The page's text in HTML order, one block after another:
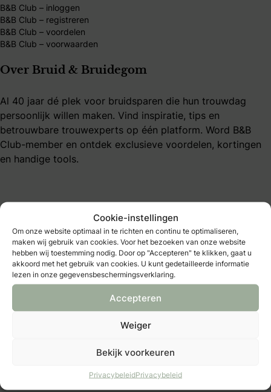
Cookie-instellingen
Om onze website optimaal in te richten en continu te optimaliseren,
maken wij gebruik van cookies. Voor het bezoeken van onze website
hebben wij toestemming nodig. Door op "Accepteren" te klikken, gaat u
akkoord met het gebruik van cookies. U kunt gedetailleerde informatie
lezen in onze gegevensbeschermingsverklaring.
Accepteren
Weiger
Bekijk voorkeuren
PrivacybeleidPrivacybeleid
B&B Club – inloggen
B&B Club – registreren
B&B Club – voordelen
B&B Club – voorwaarden
Over Bruid & Bruidegom
Al 40 jaar dé plek voor bruidsparen die hun trouwdag
persoonlijk willen maken. Vind inspiratie, tips en
betrouwbare trouwexperts op één platform. Word B&B
Club-member en ontdek exclusieve voordelen, kortingen
en handige tools.
Bruidmedia
Trouwexperts – business login
Contact
Adverteren
Privacybeleid
Trouwen per stad